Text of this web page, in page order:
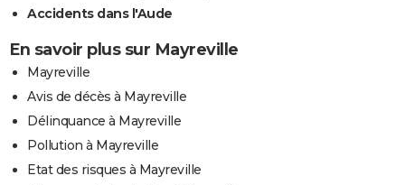
Accidents dans l'Aude
En savoir plus sur Mayreville
Mayreville
Avis de décès à Mayreville
Délinquance à Mayreville
Pollution à Mayreville
Etat des risques à Mayreville